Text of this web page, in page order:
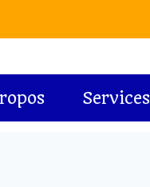
Services